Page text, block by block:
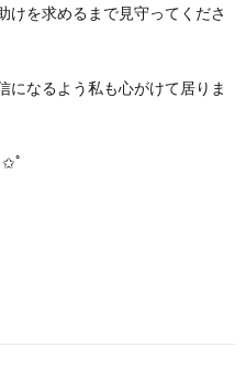
けを求めるまで見守ってくださ
になるよう私も心がけて居りま
ﾟ